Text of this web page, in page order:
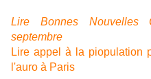
Lire Bonnes Nouvelles
septembre
Lire appel à la piopulation
l'auro à Paris